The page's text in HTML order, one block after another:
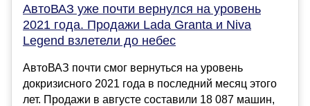
АвтоВАЗ уже почти вернулся на уровень
2021 года. Продажи Lada Granta и Niva
Legend взлетели до небес
АвтоВАЗ почти смог вернуться на уровень
докризисного 2021 года в последний месяц этого
лет. Продажи в августе составили 18 087 машин,